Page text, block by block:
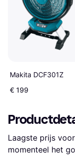
Makita DCF301Z
€ 199
Laagste prijs voor
momenteel het